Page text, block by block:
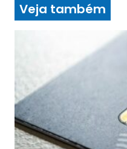
Veja também